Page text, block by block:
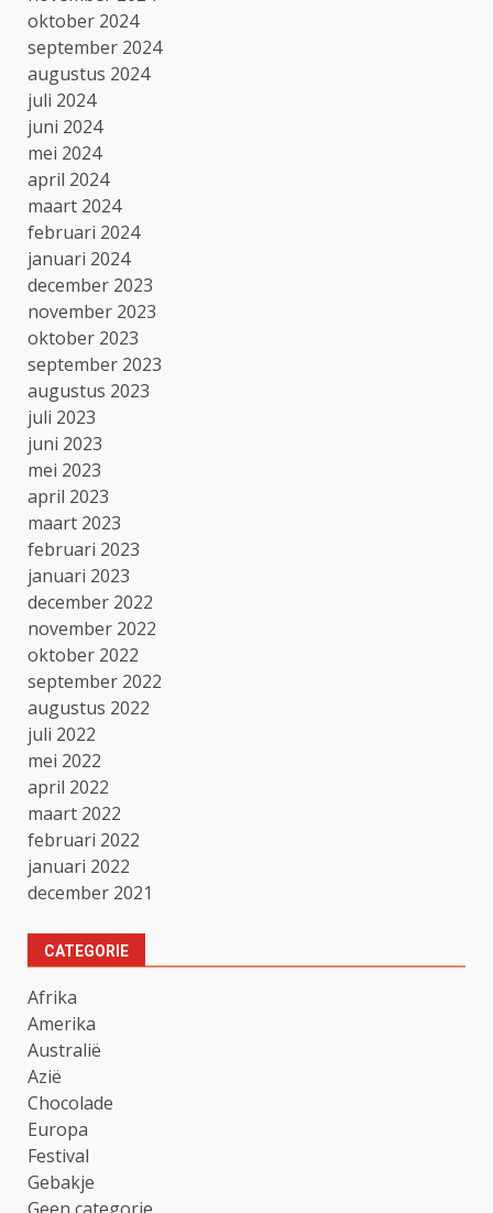
oktober 2024
september 2024
augustus 2024
juli 2024
juni 2024
mei 2024
april 2024
maart 2024
februari 2024
januari 2024
december 2023
november 2023
oktober 2023
september 2023
augustus 2023
juli 2023
juni 2023
mei 2023
april 2023
maart 2023
februari 2023
januari 2023
december 2022
november 2022
oktober 2022
september 2022
augustus 2022
juli 2022
mei 2022
april 2022
maart 2022
februari 2022
januari 2022
december 2021
CATEGORIE
Afrika
Amerika
Australië
Azië
Chocolade
Europa
Festival
Gebakje